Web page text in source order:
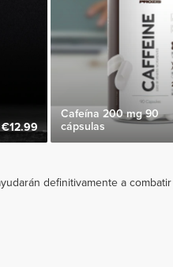
€12.99
Cafeína 200 mg 90
cápsulas
definitivamente a